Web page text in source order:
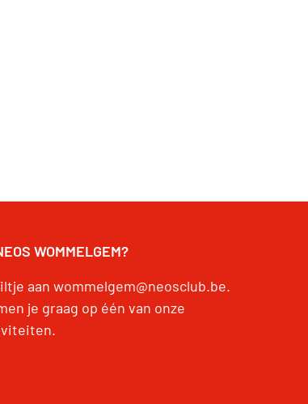
WOMMELGEM?
aan wommelgem@neosclub.be.
je graag op één van onze